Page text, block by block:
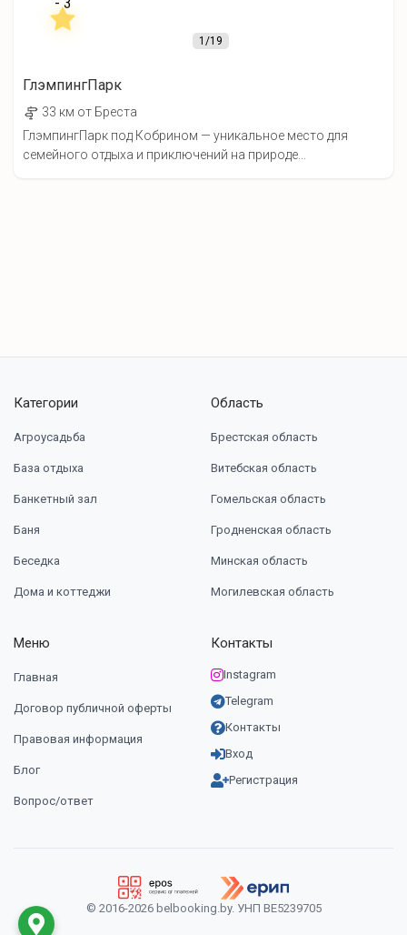
1/19
ГлэмпингПарк
33 км от Бреста
ГлэмпингПарк под Кобрином — уникальное место для
семейного отдыха и приключений на природе...
Категории
Агроусадьба
База отдыха
Банкетный зал
Баня
Беседка
Дома и коттеджи
Область
Брестская область
Витебская область
Гомельская область
Гродненская область
Минская область
Могилевская область
Меню
Главная
Договор публичной оферты
Правовая информация
Блог
Вопрос/ответ
Контакты
Instagram
Telegram
Контакты
Вход
Регистрация
© 2016-2026 belbooking.by. УНП ВЕ5239705